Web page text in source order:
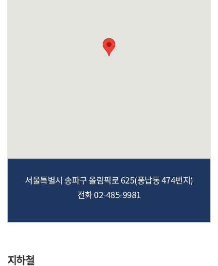
서울특별시 송파구 올림픽로 625(풍납동 474번지)
전화 02-485-9981
지하철